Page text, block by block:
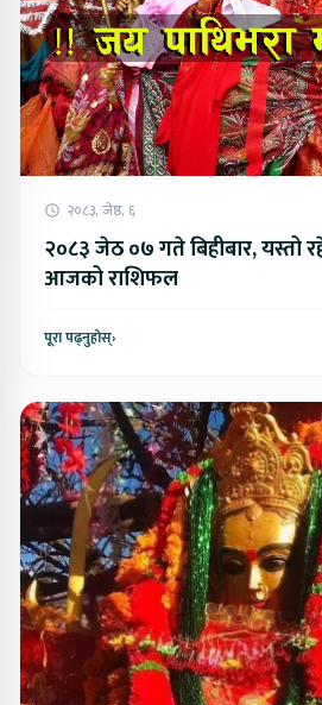
२०८३, जेष्ठ, ६
२०८३ जेठ ०७ गते बिहीबार, यस्तो
आजको राशिफल
पूरा पढ्नुहोस्›